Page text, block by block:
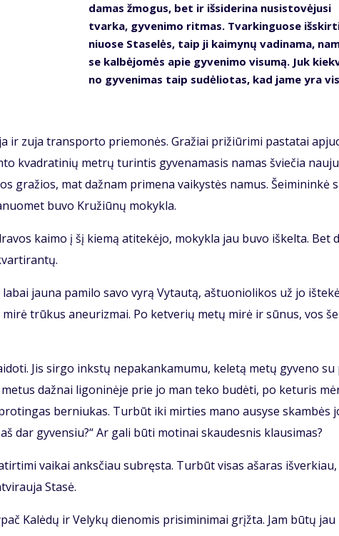
da­mas žmo­gus, bet ir iš­si­de­ri­na nu­si­sto­vė­ju­si
tvar­ka, gy­ve­ni­mo rit­mas. Tvar­kin­guo­se
niuo­se Sta­se­lės, taip ji kai­my­nų va­di­na­ma,
se kal­bė­jo­mės apie gy­ve­ni­mo vi­su­mą. Juk
no gy­ve­ni­mas taip su­dė­lio­tas, kad ja­me yra
ir zu­ja trans­por­to prie­mo­nės. Gra­žiai pri­žiū­ri­mi pa­sta­tai
kvad­ra­ti­nių met­rų tu­rin­tis gy­ve­na­ma­sis na­mas švie­čia nau­ju
gra­žios, mat daž­nam pri­me­na vai­kys­tės na­mus. Šei­mi­nin­kė
bu­vo Kru­žiū­nų mo­kyk­la.
kai­mo į šį kie­mą ati­te­kė­jo, mo­kyk­la jau bu­vo iš­kel­ta. Bet
jau­na pa­mi­lo sa­vo vy­rą Vy­tau­tą, aš­tuo­nio­li­kos už jo
trū­kus aneu­riz­mai. Po ket­ve­rių me­tų mi­rė ir sū­nus, vos
Jis sir­go inks­tų ne­pa­kan­ka­mu­mu, ke­le­tą me­tų gy­ve­no
daž­nai li­go­ni­nė­je prie jo man te­ko bu­dė­ti, po ke­tu­ris
ber­niu­kas. Tur­būt iki mir­ties ma­no au­sy­se skam­bės
dar gy­ven­siu?“ Ar ga­li bū­ti mo­ti­nai skau­des­nis klau­si­mas?
vai­kai anks­čiau su­bręs­ta. Tur­būt vi­sas aša­ras iš­ver­kiau,
Sta­sė.
Ka­lė­dų ir Ve­ly­kų die­no­mis pri­si­mi­ni­mai grįž­ta. Jam bū­tų